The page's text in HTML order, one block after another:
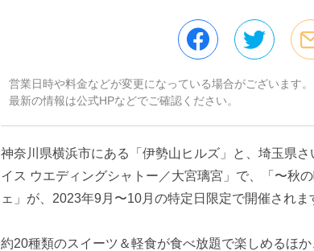
営業日時や料金などが変更になっている場合がございます。
最新の情報は公式HPなどでご確認ください。
神奈川県横浜市にある「伊勢山ヒルズ」と、埼玉県
イス ウエディングシャトー／大宮璃宮」で、「〜秋
ェ」が、2023年9月〜10月の特定日限定で開催されま
約20種類のスイーツ＆軽食が食べ放題で楽しめるほ